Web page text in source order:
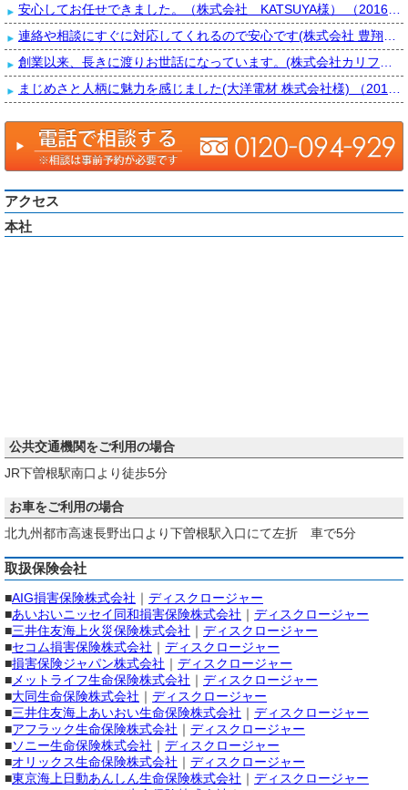
アクセス
本社
公共交通機関をご利用の場合
JR下曽根駅南口より徒歩5分
お車をご利用の場合
北九州都市高速長野出口より下曽根駅入口にて左折 車で5分
取扱保険会社
■AIG損害保険株式会社 ｜ ディスクロージャー
■あいおいニッセイ同和損害保険株式会社 ｜ ディスクロージャー
■三井住友海上火災保険株式会社 ｜ ディスクロージャー
■セコム損害保険株式会社 ｜ ディスクロージャー
■損害保険ジャパン株式会社 ｜ ディスクロージャー
■メットライフ生命保険株式会社 ｜ ディスクロージャー
■大同生命保険株式会社 ｜ ディスクロージャー
■三井住友海上あいおい生命保険株式会社 ｜ ディスクロージャー
■アフラック生命保険株式会社 ｜ ディスクロージャー
■ソニー生命保険株式会社 ｜ ディスクロージャー
■オリックス生命保険株式会社 ｜ ディスクロージャー
■東京海上日動あんしん生命保険株式会社 ｜ ディスクロージャー